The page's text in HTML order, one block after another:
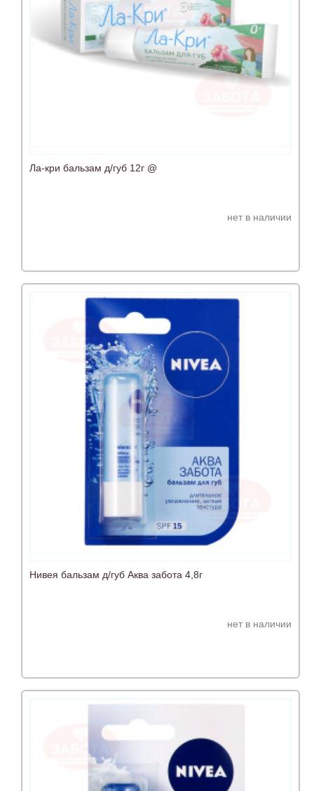
Ла-кри бальзам д/губ 12г @
нет в наличии
Нивея бальзам д/губ Аква забота 4,8г
нет в наличии